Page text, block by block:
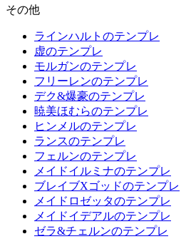
その他
ラインハルトのテンプレ
虚のテンプレ
モルガンのテンプレ
フリーレンのテンプレ
デク&爆豪のテンプレ
暁美ほむらのテンプレ
ヒンメルのテンプレ
ランスのテンプレ
フェルンのテンプレ
メイドイルミナのテンプレ
ブレイブXゴッドのテンプレ
メイドロゼッタのテンプレ
メイドイデアルのテンプレ
ゼラ&チェルンのテンプレ